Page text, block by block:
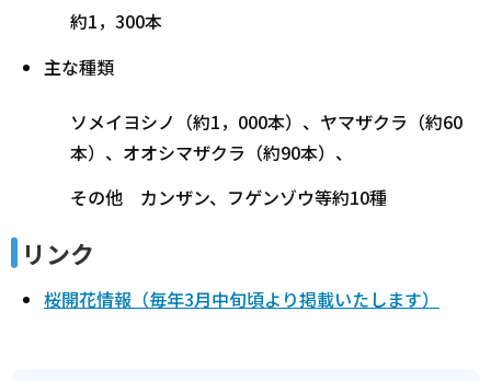
約1，300本
主な種類
ソメイヨシノ（約1，000本）、ヤマザクラ（約60
本）、オオシマザクラ（約90本）、
その他 カンザン、フゲンゾウ等約10種
リンク
桜開花情報（毎年3月中旬頃より掲載いたします）